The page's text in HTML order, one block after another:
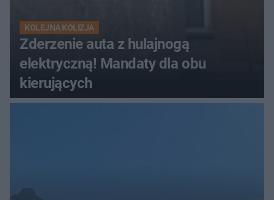
KOLEJNA KOLIZJA
Zderzenie auta z hulajnogą
elektryczną! Mandaty dla obu
kierujących